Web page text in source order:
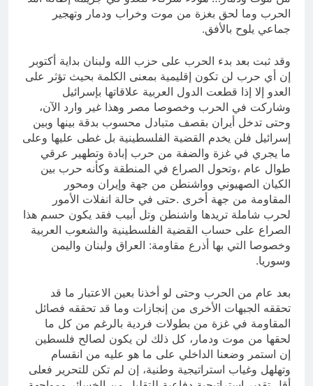
الحرب وما لحق بغزة من موت وخراب ودمار وتهجير
جماعي يلوح بالأفق.
وقد ثبت بعد بدء الحرب على حزب الله ولبنان بداية أكتوبر
إن أي حرب لن تكون إقليمية بمعنى الكلمة بحيث تؤثر على
العدو إلا إذا قطعت الدول العربية علاقاتها بإسرائيل
وشاركت في الحرب وخصوصا مصر وهذا غير وارد الآن،
وحتى تدخل أيران بقصف متبادل محسوب بدقة بينها وبين
إسرائيل فلن يخدم القضية الفلسطينية بل غطى عليها وعلى
ما يجري في غزة والضفة من حرب إبادة وتطهير عرقي
طوال عام ،وتحول الصراع في المنطقة وكأنه حرب بين
الكيان الصهيوني وواشنطن من جهة وإيران ومحور
المقاومة من جهة أخرى .حتى في حالة انفلات الأمور
لحرب شاملة تريدها واشنطن وتل أبيب فقد يكون حسم هذا
الصراع على حساب القضية الفلسطينية والشعوب العربية
وخصوصا التي بها أذرع مقاومة: العراق ولبنان واليمن
وسوريا.
بعد عام من الحرب وحتى لو أخذنا بعين الاعتبار ما قد
تحققه الجبهات الأخرى من إنجازات وما قد تحققه فصائل
المقاومة في غزة من بطولات فردية بالرغم من كل ما
لحقها من موت ودمار، كل ذلك لن يكون لصالح فلسطين
إن استمر وضعنا الداخلي على ما هو عليه من انقسام
وتهلهل وغياب استراتيجية وطنية، إن لم تكن للتحرير فعلى